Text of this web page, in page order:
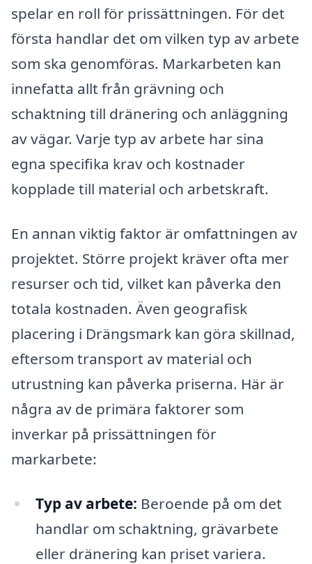
spelar en roll för prissättningen. För det
första handlar det om vilken typ av arbete
som ska genomföras. Markarbeten kan
innefatta allt från grävning och
schaktning till dränering och anläggning
av vägar. Varje typ av arbete har sina
egna specifika krav och kostnader
kopplade till material och arbetskraft.
En annan viktig faktor är omfattningen av
projektet. Större projekt kräver ofta mer
resurser och tid, vilket kan påverka den
totala kostnaden. Även geografisk
placering i Drängsmark kan göra skillnad,
eftersom transport av material och
utrustning kan påverka priserna. Här är
några av de primära faktorer som
inverkar på prissättningen för
markarbete:
Typ av arbete: Beroende på om det
handlar om schaktning, grävarbete
eller dränering kan priset variera.